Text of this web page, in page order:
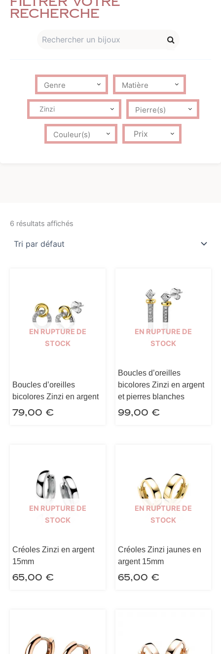
recherche
Zinzi
Prix
6 résultats affichés
EN RUPTURE DE
STOCK
Boucles d’oreilles
bicolores Zinzi en argent
79,00 €
EN RUPTURE DE
STOCK
Boucles d’oreilles
bicolores Zinzi en argent
et pierres blanches
99,00 €
EN RUPTURE DE
STOCK
Créoles Zinzi en argent
15mm
65,00 €
EN RUPTURE DE
STOCK
Créoles Zinzi jaunes en
argent 15mm
65,00 €